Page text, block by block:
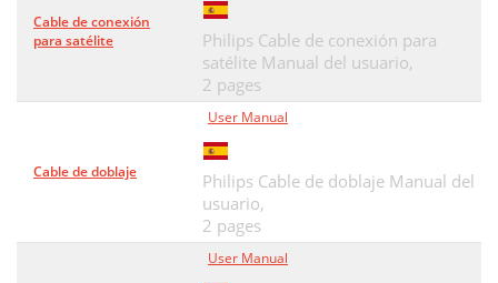
Cable de conexión
para satélite
Philips Cable de conexión para
satélite Manual del usuario,
2 pages
Cable de doblaje
User Manual
Philips Cable de doblaje Manual del
usuario,
2 pages
User Manual